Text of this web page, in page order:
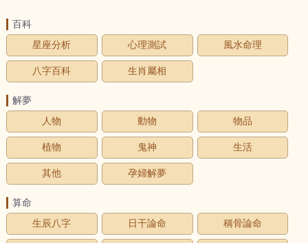
百科
星座分析
心理測試 風水命理
八字百科 生肖屬相
解夢
人物
動物 物品
植物 鬼神 生活
其他 孕婦解夢
算命
生辰八字
日干論命 稱骨論命